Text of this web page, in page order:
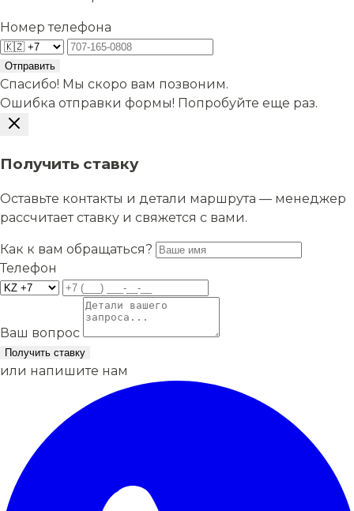
Номер телефона
Отправить
Спасибо! Мы скоро вам позвоним.
Ошибка отправки формы! Попробуйте еще раз.
Получить ставку
Оставьте контакты и детали маршрута — менеджер
рассчитает ставку и свяжется с вами.
Как к вам обращаться?
Телефон
Ваш вопрос
Получить ставку
или напишите нам